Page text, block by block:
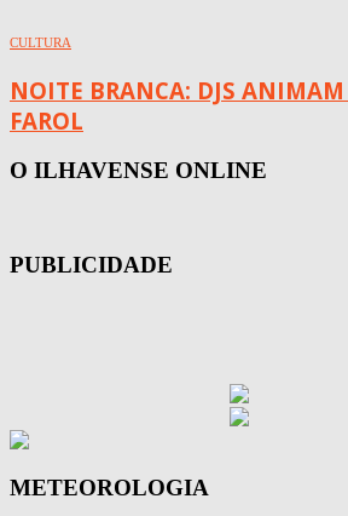
CULTURA
NOITE BRANCA: DJS
FAROL
O ILHAVENSE ONLINE
PUBLICIDADE
METEOROLOGIA